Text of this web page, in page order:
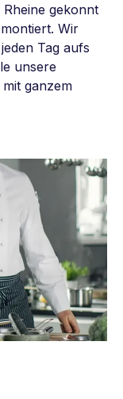
gekonnt
Wir
Tag aufs
unsere
ganzem